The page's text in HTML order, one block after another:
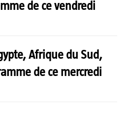
de ce vendredi
Afrique du Sud,
de ce mercredi